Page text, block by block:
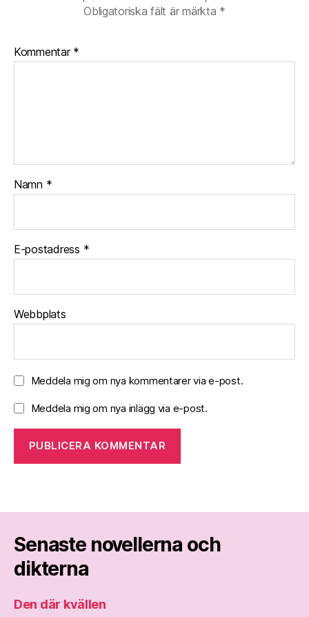
Obligatoriska fält är märkta *
Kommentar *
Namn *
E-postadress *
Webbplats
Meddela mig om nya kommentarer via e-post.
Meddela mig om nya inlägg via e-post.
Senaste novellerna och
dikterna
Den där kvällen